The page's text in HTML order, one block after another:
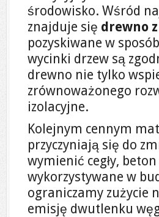
środowisko. Wśród
znajduje się drewno
pozyskiwane w
wycinki drzew są
drewno nie tylko
zrównoważonego
izolacyjne.
Kolejnym cennym
przyczyniają się do
wymienić cegły,
wykorzystywane w
ograniczamy zużycie
emisję dwutlenku